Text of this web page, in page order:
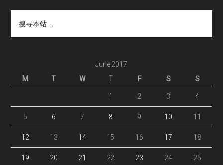
本
June 2017
M
T W T F S S
1 2 3 4
5 6 7 8 9 10 11
12 13 14 15 16 17 18
19 20 21 22 23 24 25